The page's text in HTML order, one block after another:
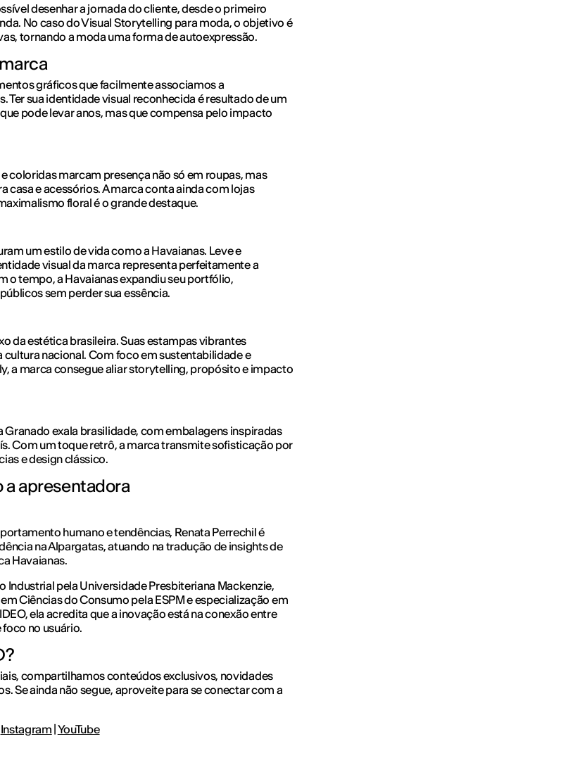
desenhar a jornada do cliente, desde o primeiro
No caso do Visual Storytelling para moda, o objetivo é
tornando a moda uma forma de autoexpressão.
gráficos que facilmente associamos a
Ter sua identidade visual reconhecida é resultado de um
pode levar anos, mas que compensa pelo impacto
coloridas marcam presença não só em roupas, mas
casa e acessórios. A marca conta ainda com lojas
floral é o grande destaque.
um estilo de vida como a Havaianas. Leve e
visual da marca representa perfeitamente a
o tempo, a Havaianas expandiu seu portfólio,
sem perder sua essência.
da estética brasileira. Suas estampas vibrantes
cultura nacional. Com foco em sustentabilidade e
a marca consegue aliar storytelling, propósito e impacto
Granado exala brasilidade, com embalagens inspiradas
Com um toque retrô, a marca transmite sofisticação por
e design clássico.
apresentadora
humano e tendências, Renata Perrechil é
na Alpargatas, atuando na tradução de insights de
Havaianas.
Industrial pela Universidade Presbiteriana Mackenzie,
Ciências do Consumo pela ESPM e especialização em
ela acredita que a inovação está na conexão entre
no usuário.
compartilhamos conteúdos exclusivos, novidades
Se ainda não segue, aproveite para se conectar com a
Instagram |YouTube